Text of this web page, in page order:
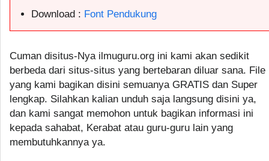
Download : Font Pendukung
Cuman disitus-Nya ilmuguru.org ini kami akan sedikit
berbeda dari situs-situs yang bertebaran diluar sana. File
yang kami bagikan disini semuanya GRATIS dan Super
lengkap. Silahkan kalian unduh saja langsung disini ya,
dan kami sangat memohon untuk bagikan informasi ini
kepada sahabat, Kerabat atau guru-guru lain yang
membutuhkannya ya.